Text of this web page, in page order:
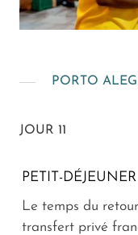
PORTO
JOUR 11
PETIT-DÉJEUNER
Le temps du
transfert privé